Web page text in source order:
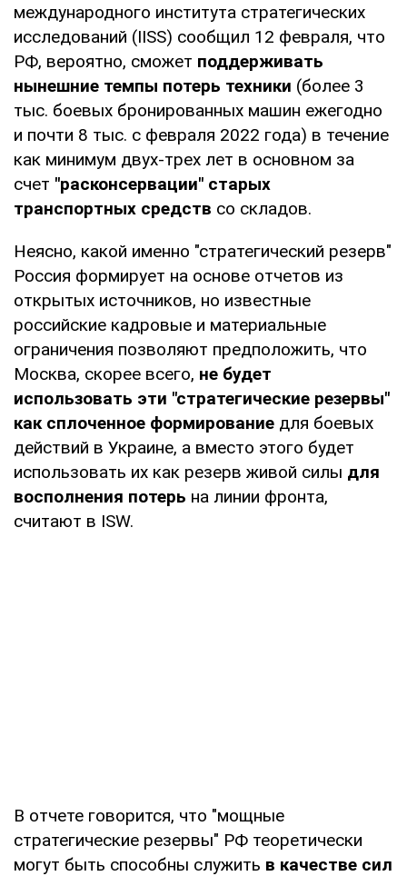
международного института стратегических
исследований (IISS) сообщил 12 февраля, что
РФ, вероятно, сможет поддерживать
нынешние темпы потерь техники (более 3
тыс. боевых бронированных машин ежегодно
и почти 8 тыс. с февраля 2022 года) в течение
как минимум двух-трех лет в основном за
счет "расконсервации" старых
транспортных средств со складов.
Неясно, какой именно "стратегический резерв"
Россия формирует на основе отчетов из
открытых источников, но известные
российские кадровые и материальные
ограничения позволяют предположить, что
Москва, скорее всего, не будет
использовать эти "стратегические резервы"
как сплоченное формирование для боевых
действий в Украине, а вместо этого будет
использовать их как резерв живой силы для
восполнения потерь на линии фронта,
считают в ISW.
В отчете говорится, что "мощные
стратегические резервы" РФ теоретически
могут быть способны служить в качестве сил